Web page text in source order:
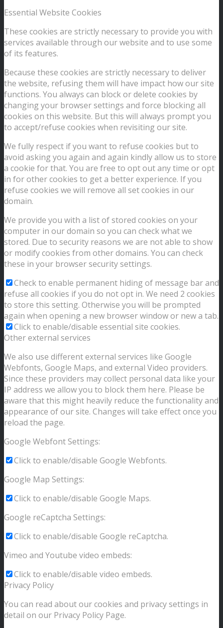
Essential Website Cookies
These cookies are strictly necessary to provide you with
services available through our website and to use some
of its features.
Because these cookies are strictly necessary to deliver
the website, refusing them will have impact how our site
functions. You always can block or delete cookies by
changing your browser settings and force blocking all
cookies on this website. But this will always prompt you
to accept/refuse cookies when revisiting our site.
We fully respect if you want to refuse cookies but to
avoid asking you again and again kindly allow us to store
a cookie for that. You are free to opt out any time or opt
in for other cookies to get a better experience. If you
refuse cookies we will remove all set cookies in our
domain.
We provide you with a list of stored cookies on your
computer in our domain so you can check what we
stored. Due to security reasons we are not able to show
or modify cookies from other domains. You can check
these in your browser security settings.
Check to enable permanent hiding of message bar and
refuse all cookies if you do not opt in. We need 2 cookies
to store this setting. Otherwise you will be prompted
again when opening a new browser window or new a tab.
Click to enable/disable essential site cookies.
Other external services
We also use different external services like Google
Webfonts, Google Maps, and external Video providers.
Since these providers may collect personal data like your
IP address we allow you to block them here. Please be
aware that this might heavily reduce the functionality and
appearance of our site. Changes will take effect once you
reload the page.
Google Webfont Settings:
Click to enable/disable Google Webfonts.
Google Map Settings:
Click to enable/disable Google Maps.
Google reCaptcha Settings:
Click to enable/disable Google reCaptcha.
Vimeo and Youtube video embeds:
Click to enable/disable video embeds.
Privacy Policy
You can read about our cookies and privacy settings in
detail on our Privacy Policy Page.